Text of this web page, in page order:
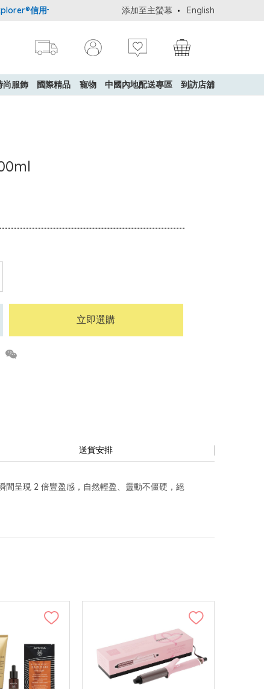
信用卡會員購物禮遇：高達5%簽賬回贈！ 購買一般貨品(冷凍
添加至主螢幕 English
尚服飾 國際精品 寵物 中國內地配送專區 到訪店舖
立即選購
送貨安排
間呈現 2 倍豐盈感，自然輕盈、靈動不僵硬，絕